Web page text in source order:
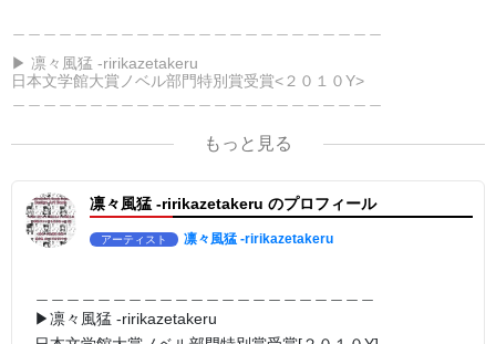
▶︎ 凛々風猛 -ririkazetakeru
日本文学館大賞ノベル部門特別賞受賞<２０１０Y>
<作品情報> -Thank you for your time.
▶︎弛まぬ言霊
第1作品:日本語版 ASIN:B078LJFK97
https://amzn.asia/d/ipdf8cX
#小説 #ロードムービー系 #ミュージカル調
ASIN: B08NJGYHX2
https://amzn.asia/d/1nwVIb6
もっと見る
凛々風猛 -ririkazetakeru のプロフィール
アーティスト 凛々風猛 -ririkazetakeru
▶︎凛々風猛 -ririkazetakeru